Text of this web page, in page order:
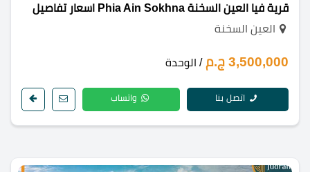
قرية فيا العين السخنة Phia Ain Sokhna اسعار تفاصيل
العين السخنة
3,500,000 ج.م / الوحدة
اتصل بنا واتساب